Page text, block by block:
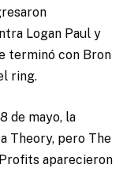
Logan Paul y
terminó con Bron
ring.
de mayo, la
Theory, pero The
aparecieron